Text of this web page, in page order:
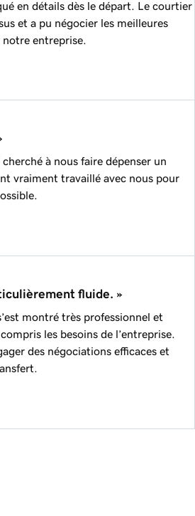
en détails dès le départ. Le courtier
et a pu négocier les meilleures
entreprise.
à nous faire dépenser un
vraiment travaillé avec nous pour
fluide. »
montré très professionnel et
les besoins de l’entreprise.
des négociations efficaces et